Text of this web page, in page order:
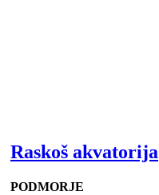
Raskoš akvatorija
PODMORJE